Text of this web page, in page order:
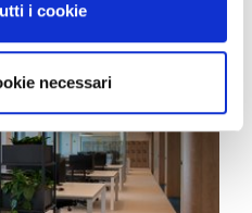
i cookie
necessari